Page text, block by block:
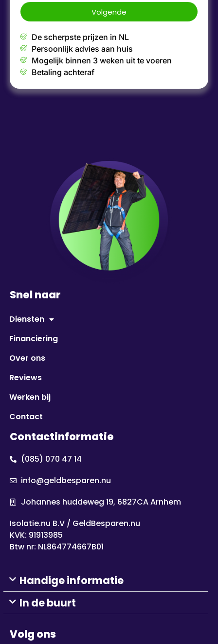
Volgende
De scherpste prijzen in NL
Persoonlijk advies aan huis
Mogelijk binnen 3 weken uit te voeren
Betaling achteraf
Snel naar
Diensten
Financiering
Over ons
Reviews
Werken bij
Contact
Contactinformatie
(085) 070 47 14
info@geldbesparen.nu
Johannes huddeweg 19, 6827CA Arnhem
Isolatie.nu B.V / GeldBesparen.nu
KVK: 91913985
Btw nr: NL864774667B01
Handige informatie
In de buurt
Volg ons